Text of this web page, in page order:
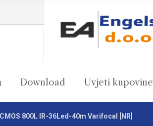
Download Uvjeti kupovine
800L IR-36Led-40m Varifocal [NR]